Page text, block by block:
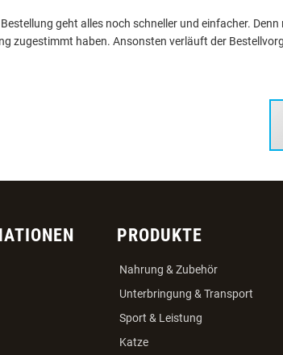
geht alles noch schneller und einfacher.
zugestimmt haben. Ansonsten verläuft der